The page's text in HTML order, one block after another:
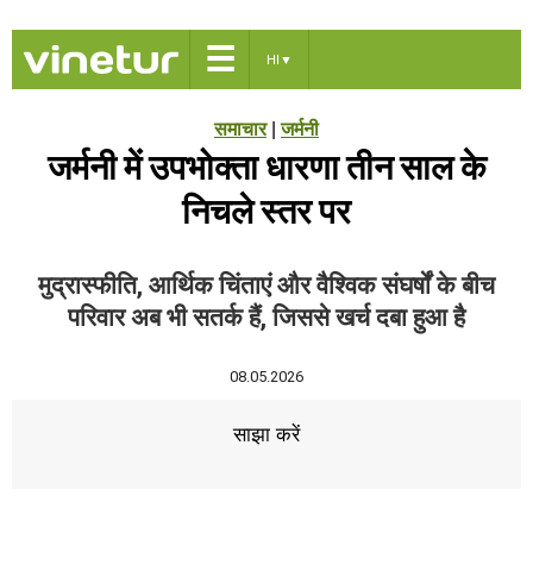
☰ HI ▼
समाचार|जर्मनी
जर्मनी में उपभोक्ता धारणा तीन साल के
निचले स्तर पर
मुद्रास्फीति, आर्थिक चिंताएं और वैश्विक संघर्षों के बीच
परिवार अब भी सतर्क हैं, जिससे खर्च दबा हुआ है
08.05.2026
साझा करें